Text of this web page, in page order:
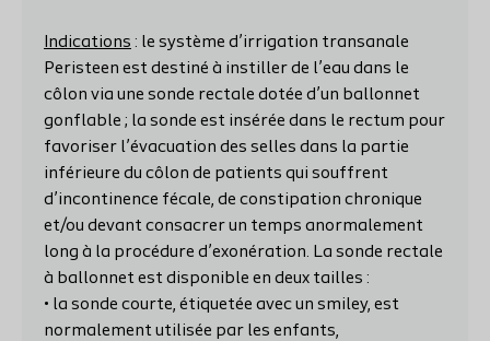
Indications : le système d’irrigation transanale
Peristeen est destiné à instiller de l’eau dans le
côlon via une sonde rectale dotée d’un ballonnet
gonflable ; la sonde est insérée dans le rectum pour
favoriser l’évacuation des selles dans la partie
inférieure du côlon de patients qui souffrent
d’incontinence fécale, de constipation chronique
et/ou devant consacrer un temps anormalement
long à la procédure d’exonération. La sonde rectale
à ballonnet est disponible en deux tailles :
• la sonde courte, étiquetée avec un smiley, est
normalement utilisée par les enfants,